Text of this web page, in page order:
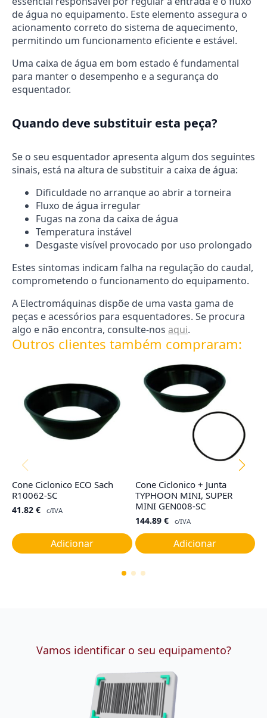
de água no equipamento. Este elemento assegura o
acionamento correto do sistema de aquecimento,
permitindo um funcionamento eficiente e estável.
Uma caixa de água em bom estado é fundamental
para manter o desempenho e a segurança do
esquentador.
Quando deve substituir esta peça?
Se o seu esquentador apresenta algum dos seguintes
sinais, está na altura de substituir a caixa de água:
Dificuldade no arranque ao abrir a torneira
Fluxo de água irregular
Fugas na zona da caixa de água
Temperatura instável
Desgaste visível provocado por uso prolongado
Estes sintomas indicam falha na regulação do caudal,
comprometendo o funcionamento do equipamento.
A Electromáquinas dispõe de uma vasta gama de
peças e acessórios para esquentadores. Se procura
algo e não encontra, consulte-nos aqui.
Outros clientes também compraram:
Cone Ciclonico ECO Sach
R10062-SC
41.82 € c/IVA
Adicionar
Cone Ciclonico + Junta
TYPHOON MINI, SUPER
MINI GEN008-SC
144.89 € c/IVA
Adicionar
Vamos identificar o seu equipamento?